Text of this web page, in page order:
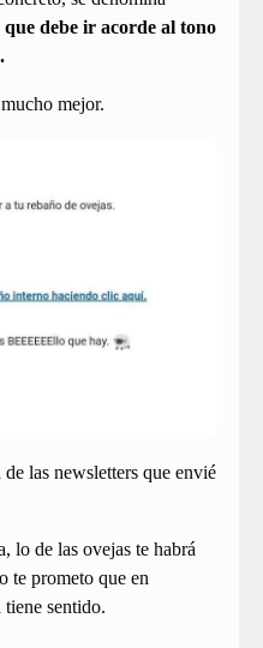
que debe ir acorde al tono
mejor.
las newsletters que envié
lo de las ovejas te habrá
te prometo que en
sentido.